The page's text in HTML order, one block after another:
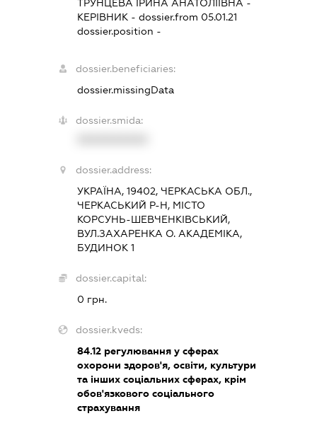
ТРУНЦЕВА ІРИНА АНАТОЛІЇВНА -
КЕРІВНИК - dossier.from 05.01.21
dossier.position -
dossier.beneficiaries:
dossier.missingData
dossier.smida:
dossier.address:
УКРАЇНА, 19402, ЧЕРКАСЬКА ОБЛ.,
ЧЕРКАСЬКИЙ Р-Н, МІСТО
КОРСУНЬ-ШЕВЧЕНКІВСЬКИЙ,
ВУЛ.ЗАХАРЕНКА О. АКАДЕМІКА,
БУДИНОК 1
dossier.capital:
0 грн.
dossier.kveds:
84.12регулювання у сферах
охорони здоров'я, освіти, культури
та інших соціальних сферах, крім
обов'язкового соціального
страхування